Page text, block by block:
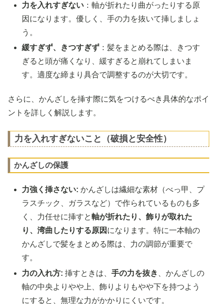
力を入れすぎない ：軸が折れたり曲がったりする原
因になります。優しく、手の力を抜いて挿しましょ
う。
緩すぎず、きつすぎず ：髪をまとめる際は、きつす
ぎると頭が痛くなり、緩すぎると崩れてしまいま
す。適度な締まり具合で調整するのが大切です。
さらに、かんざしを挿す際に気をつけるべき具体的なポイ
ントを詳しく解説します。
力を入れすぎないこと（破損と安全性）
かんざしの保護
力強く挿さない: かんざしは繊細な素材（べっ甲、プ
ラスチック、ガラスなど）で作られているものも多
く、力任せに挿すと軸が折れたり、飾りが取れた
り、湾曲したりする原因 になります。特に一本軸の
かんざしで髪をまとめる際は、力の調節が重要で
す。
力の入れ方: 挿すときは、手の力を抜き
、かんざしの
軸の中央よりやや上、飾りよりもやや下を持つよう
にすると、無理な力がかかりにくいです。